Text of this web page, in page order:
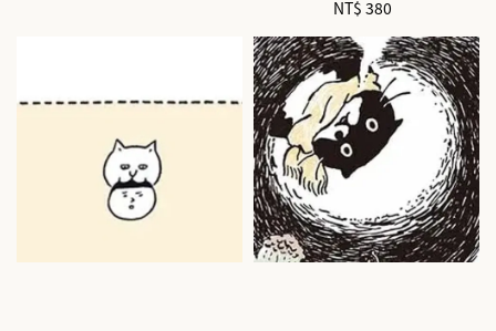
Regular
NT$ 380